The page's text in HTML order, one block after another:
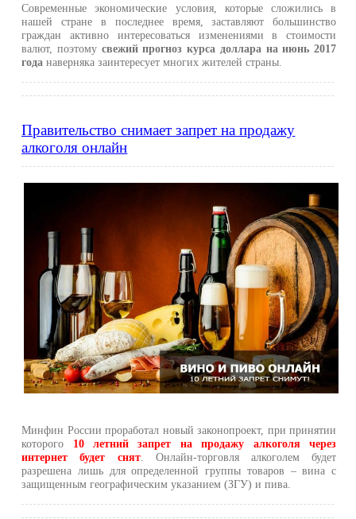
Современные экономические условия, которые сложились в
нашей стране в последнее время, заставляют большинство
граждан активно интересоваться изменениями в стоимости
валют, поэтому свежий прогноз курса доллара на июнь 2017
года наверняка заинтересует многих жителей страны.
Правительство снимает запрет на продажу
алкоголя онлайн
Минфин России проработал новый законопроект, при принятии
которого 10 летний запрет на продажу алкоголя через
интернет будет снят. Онлайн-торговля алкоголем будет
разрешена лишь для определенной группы товаров – вина с
защищенным географическим указанием (ЗГУ) и пива.